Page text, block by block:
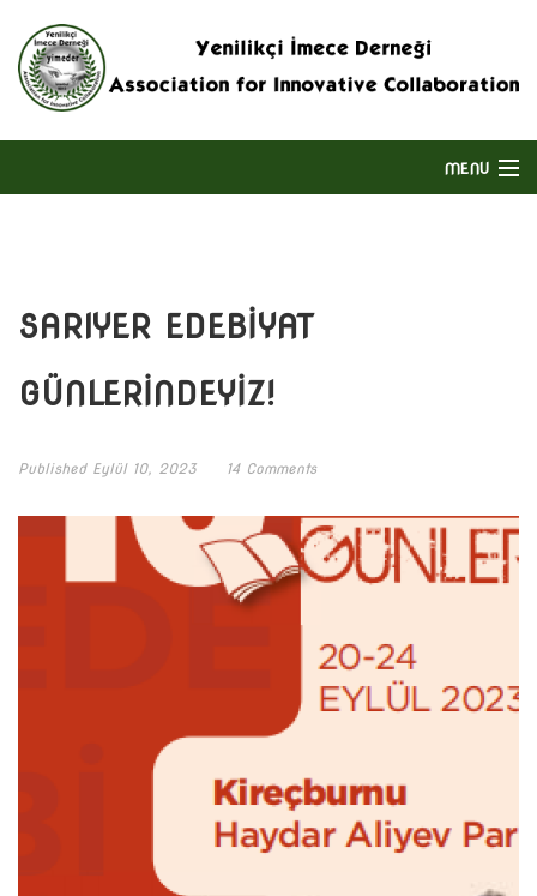
MENU
SARIYER EDEBİYAT
GÜNLERİNDEYİZ!
Published Eylül 10, 2023 14 Comments